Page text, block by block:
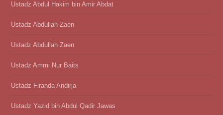
Ustadz Abdul Hakim bin Amir Abdat
Ustadz Abdullah Zaen
Ustadz Abdullah Zaen
Ustadz Ammi Nur Baits
Ustadz Firanda Andirja
Ustadz Yazid bin Abdul Qadir Jawas